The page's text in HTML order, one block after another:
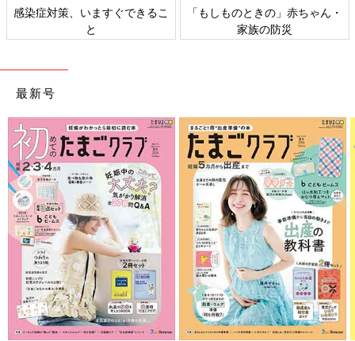
出典：Instagramアカウント「middlecloset.fcb」
ラクする暮らしさんは山崎実業のマグネットディスペンサーを浴
室で使っています。マグネットで、シャンプーやコンディショナ
ーを浮かせて収納できるのは便利そうですね。冷蔵庫や玄関では
無印良品のアルミフック・マグネットタイプなどを使っているの
感染症対策、いますぐできるこ
と
「もしものときの」赤ちゃん・
家族の防災
最新号